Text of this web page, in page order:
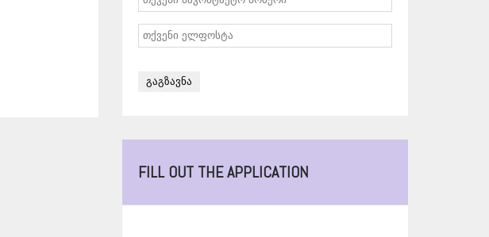
FILL OUT THE APPLICATION